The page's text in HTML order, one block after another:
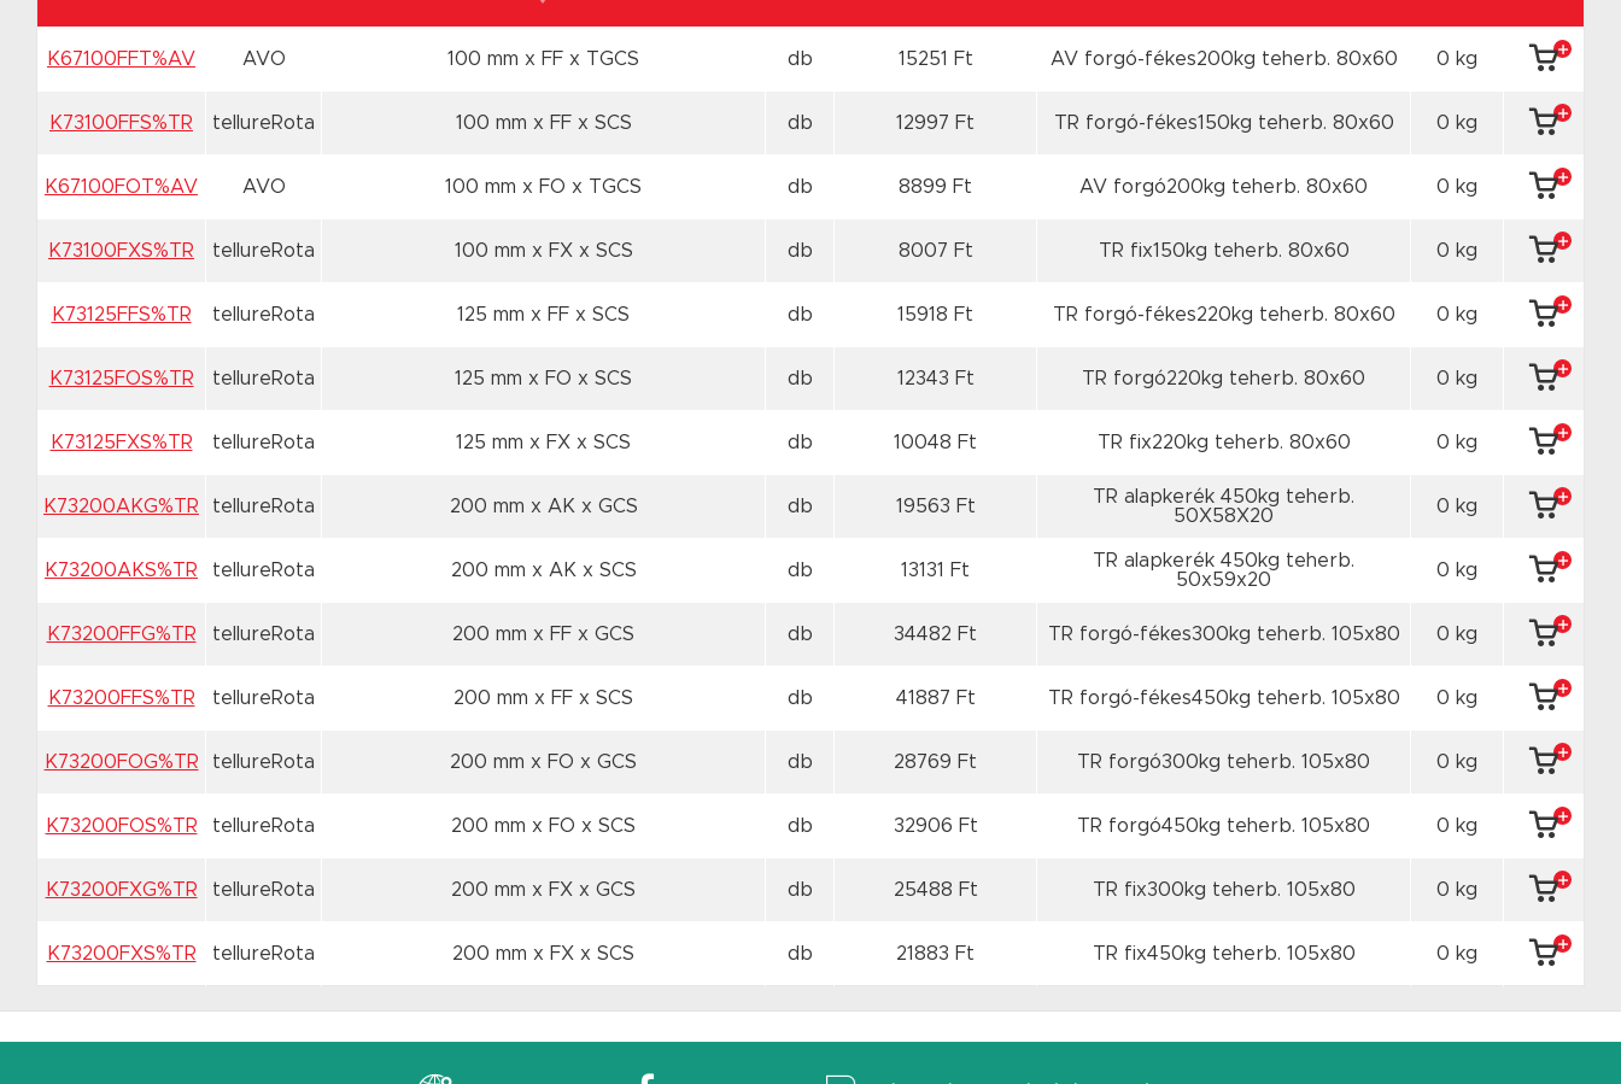
K67100FFT%AV AVO 100 mm x FF x TGCS db 15251 Ft AV forgó-fékes200kg teherb. 80x60 0 kg
K73100FFS%TR tellureRota 100 mm x FF x SCS db 12997 Ft TR forgó-fékes150kg teherb. 80x60 0 kg
K67100FOT%AV AVO 100 mm x FO x TGCS db 8899 Ft AV forgó200kg teherb. 80x60 0 kg
K73100FXS%TR tellureRota 100 mm x FX x SCS db 8007 Ft TR fix150kg teherb. 80x60 0 kg
K73125FFS%TR tellureRota 125 mm x FF x SCS db 15918 Ft TR forgó-fékes220kg teherb. 80x60 0 kg
K73125FOS%TR tellureRota 125 mm x FO x SCS db 12343 Ft TR forgó220kg teherb. 80x60 0 kg
K73125FXS%TR tellureRota 125 mm x FX x SCS db 10048 Ft TR fix220kg teherb. 80x60 0 kg
K73200AKG%TR tellureRota 200 mm x AK x GCS db 19563 Ft
TR alapkerék 450kg teherb.
50X58X20
0 kg
K73200AKS%TR tellureRota 200 mm x AK x SCS db 13131 Ft
TR alapkerék 450kg teherb.
50x59x20
0 kg
K73200FFG%TR tellureRota 200 mm x FF x GCS db 34482 Ft TR forgó-fékes300kg teherb. 105x80 0 kg
K73200FFS%TR tellureRota 200 mm x FF x SCS db 41887 Ft TR forgó-fékes450kg teherb. 105x80 0 kg
K73200FOG%TR tellureRota 200 mm x FO x GCS db 28769 Ft TR forgó300kg teherb. 105x80 0 kg
K73200FOS%TR tellureRota 200 mm x FO x SCS db 32906 Ft TR forgó450kg teherb. 105x80 0 kg
K73200FXG%TR tellureRota 200 mm x FX x GCS db 25488 Ft TR fix300kg teherb. 105x80 0 kg
K73200FXS%TR tellureRota 200 mm x FX x SCS db 21883 Ft TR fix450kg teherb. 105x80 0 kg